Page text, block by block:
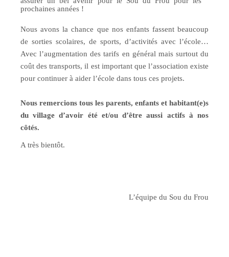
prochaines années !
Nous avons la chance que nos enfants fassent beaucoup
de sorties scolaires, de sports, d’activités avec l’école…
Avec l’augmentation des tarifs en général mais surtout du
coût des transports, il est important que l’association existe
pour continuer à aider l’école dans tous ces projets.
Nous remercions tous les parents, enfants et habitant(e)s
du village d’avoir été et/ou d’être aussi actifs à nos
côtés.
A très bientôt.
L’équipe du Sou du Frou